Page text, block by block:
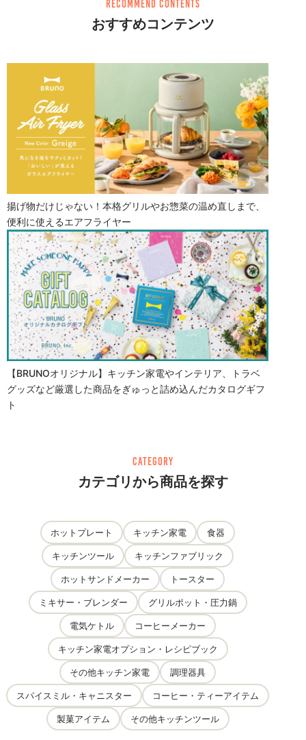
recommend contents
おすすめコンテンツ
揚げ物だけじゃない！本格グリルやお惣菜の温め直しまで、
便利に使えるエアフライヤー
【BRUNOオリジナル】キッチン家電やインテリア、トラベ
グッズなど厳選した商品をぎゅっと詰め込んだカタログギフ
ト
category
カテゴリから商品を探す
ホットプレート キッチン家電 食器
キッチンツール キッチンファブリック
ホットサンドメーカー トースター
ミキサー・ブレンダー グリルポット・圧力鍋
電気ケトル コーヒーメーカー
キッチン家電オプション・レシピブック
その他キッチン家電 調理器具
スパイスミル・キャニスター コーヒー・ティーアイテム
製菓アイテム その他キッチンツール